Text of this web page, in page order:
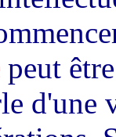
peut
d'une